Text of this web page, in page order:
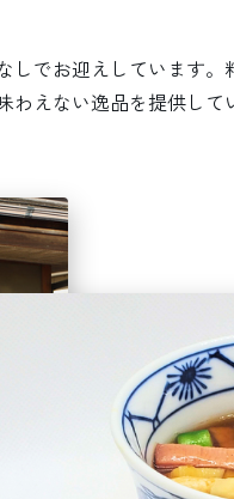
しでお迎えしています。
わえない逸品を提供して